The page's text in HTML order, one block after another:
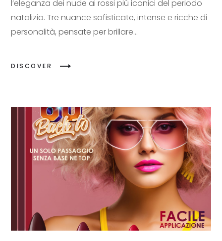
l’eleganza dei nude ai rossi più iconici del periodo
natalizio. Tre nuance sofisticate, intense e ricche di
personalità, pensate per brillare...
DISCOVER